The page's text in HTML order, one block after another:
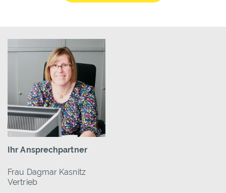
Ihr Ansprechpartner
Frau Dagmar Kasnitz
Vertrieb